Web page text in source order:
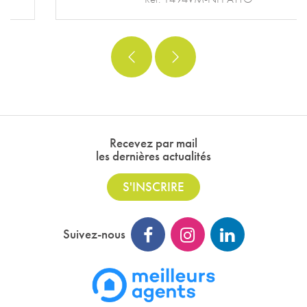
Recevez par mail
les dernières actualités
S'INSCRIRE
Suivez-nous